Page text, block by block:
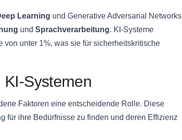
Learning und Generative Adversarial Networks
und Sprachverarbeitung. KI-Systeme
unter 1%, was sie für sicherheitskritische
Systemen
Faktoren eine entscheidende Rolle. Diese
für ihre Bedürfnisse zu finden und deren Effizienz